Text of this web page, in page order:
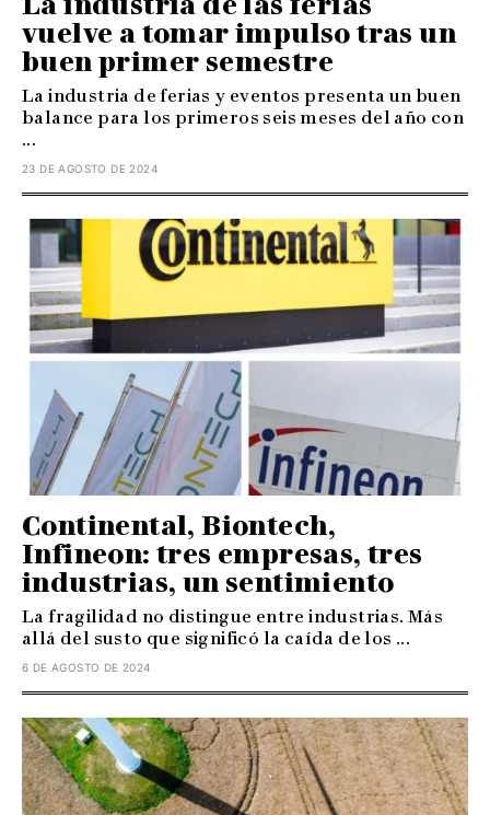
vuelve a tomar impulso tras un
buen primer semestre
La industria de ferias y eventos presenta un buen
balance para los primeros seis meses del año con
...
23 DE AGOSTO DE 2024
Continental, Biontech,
Infineon: tres empresas, tres
industrias, un sentimiento
La fragilidad no distingue entre industrias. Más
allá del susto que significó la caída de los ...
6 DE AGOSTO DE 2024